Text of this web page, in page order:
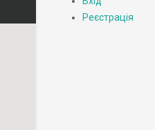
Реєстрація